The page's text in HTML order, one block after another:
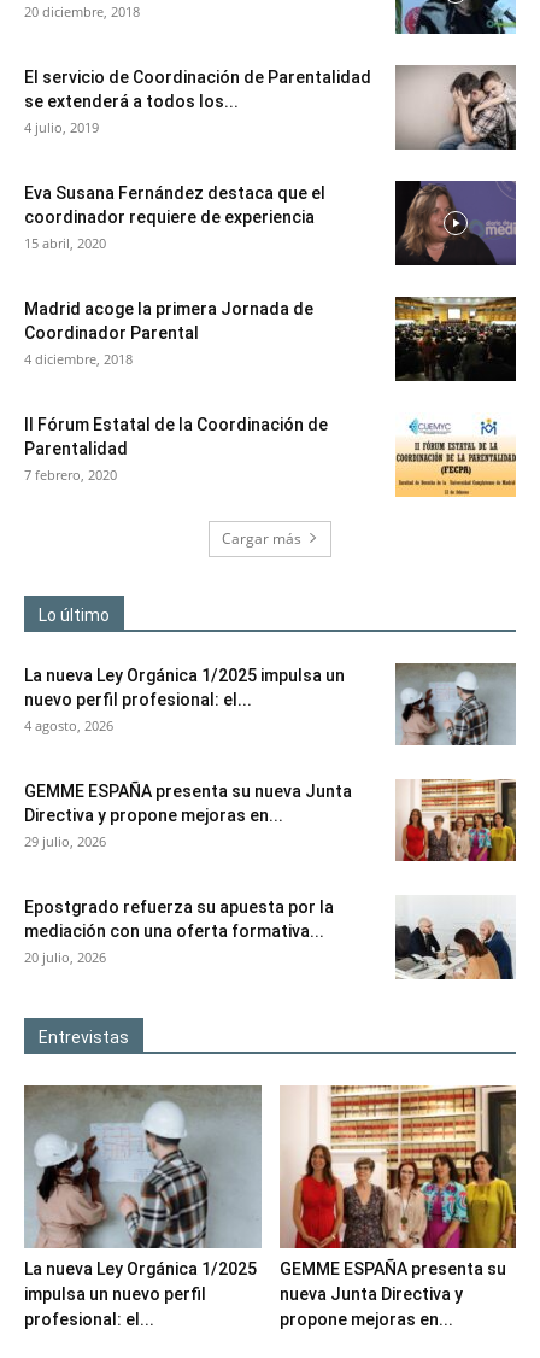
20 diciembre, 2018
El servicio de Coordinación de Parentalidad
se extenderá a todos los...
4 julio, 2019
Eva Susana Fernández destaca que el
coordinador requiere de experiencia
15 abril, 2020
Madrid acoge la primera Jornada de
Coordinador Parental
4 diciembre, 2018
II Fórum Estatal de la Coordinación de
Parentalidad
7 febrero, 2020
Cargar más
Lo último
La nueva Ley Orgánica 1/2025 impulsa un
nuevo perfil profesional: el...
4 agosto, 2026
GEMME ESPAÑA presenta su nueva Junta
Directiva y propone mejoras en...
29 julio, 2026
Epostgrado refuerza su apuesta por la
mediación con una oferta formativa...
20 julio, 2026
Entrevistas
La nueva Ley Orgánica 1/2025
impulsa un nuevo perfil
profesional: el...
GEMME ESPAÑA presenta su
nueva Junta Directiva y
propone mejoras en...